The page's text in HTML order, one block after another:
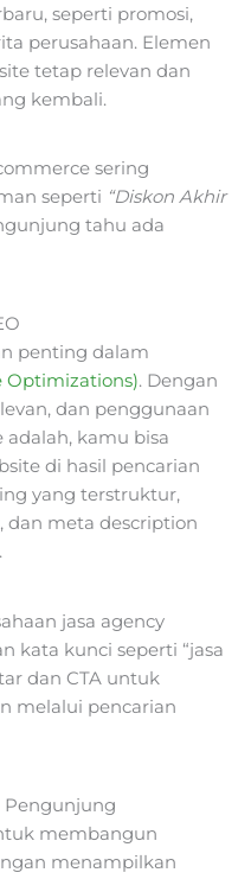
seperti promosi,
perusahaan. Elemen
tetap relevan dan
kembali.
sering
seperti “Diskon Akhir
tahu ada
penting dalam
Optimizations). Dengan
dan penggunaan
kamu bisa
di hasil pencarian
yang terstruktur,
dan meta description
jasa agency
kata kunci seperti “jasa
dan CTA untuk
melalui pencarian
Pengunjung
membangun
menampilkan